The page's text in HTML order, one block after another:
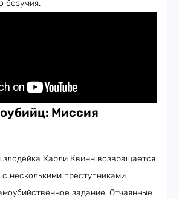
безумия.
Миссия
Харли Квинн возвращается
с несколькими преступниками
задание. Отчаянные